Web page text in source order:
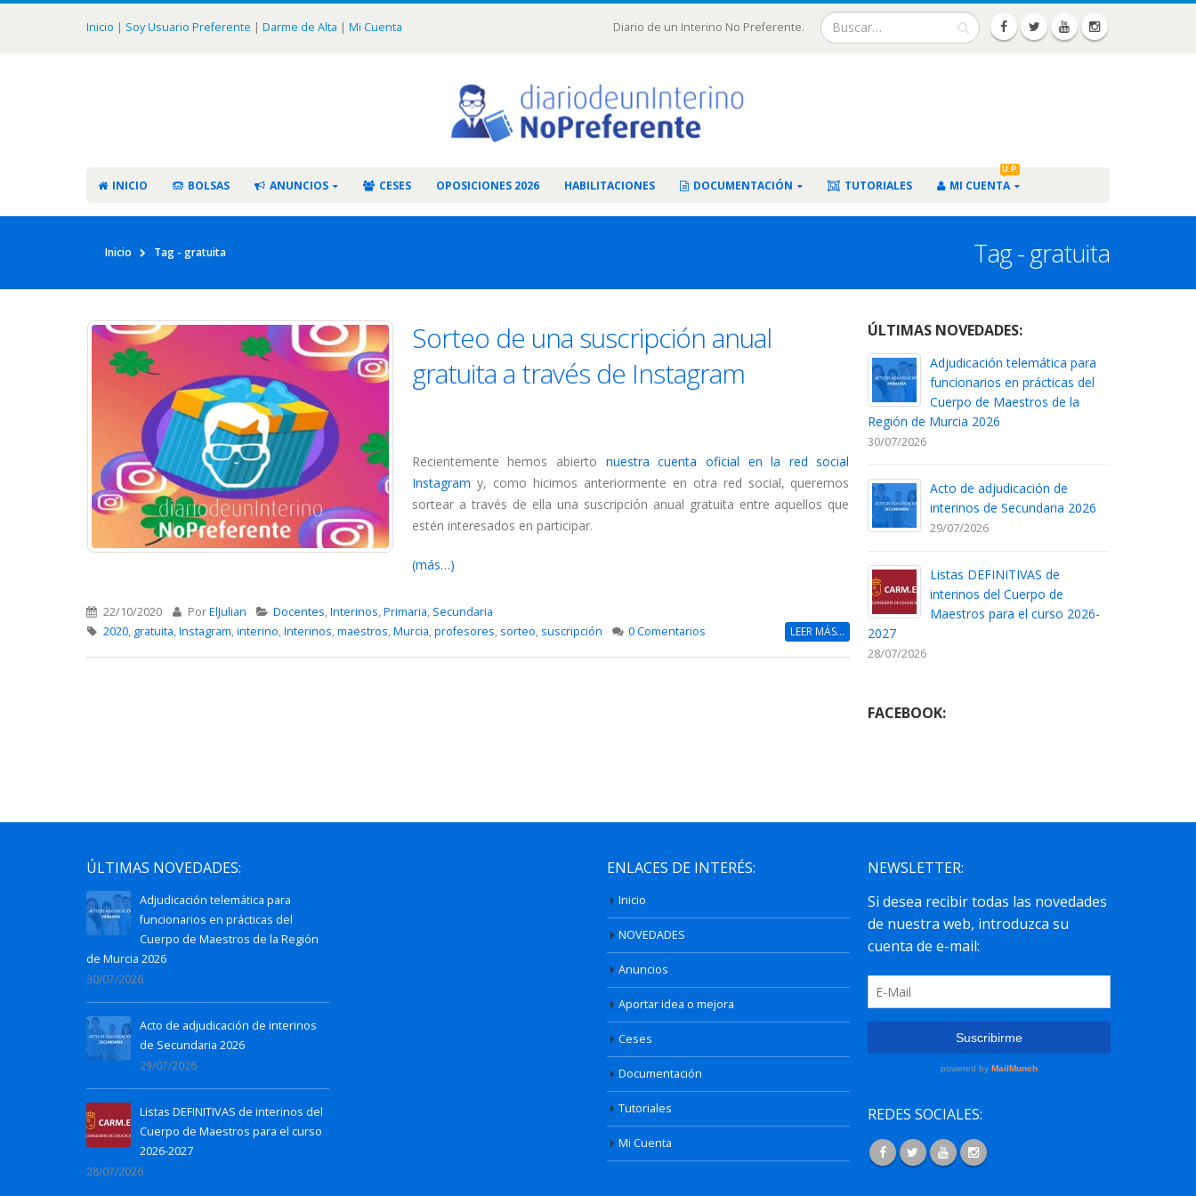
Inicio | Soy Usuario Preferente | Darme de Alta | Mi Cuenta Diario de un Interino No Preferente.
INICIO BOLSAS ANUNCIOS CESES OPOSICIONES 2026 HABILITACIONES DOCUMENTACIÓN TUTORIALES MI CUENTA
U.P.
Tag - gratuita
Inicio Tag - gratuita
Sorteo de una suscripción anual
gratuita a través de Instagram
Recientemente hemos abierto nuestra cuenta oficial en la red social
Instagram y, como hicimos anteriormente en otra red social, queremos
sortear a través de ella una suscripción anual gratuita entre aquellos que
estén interesados en participar.
(más…)
22/10/2020 PorElJulian Docentes,Interinos,Primaria, Secundaria
2020, gratuita,Instagram,interino,Interinos,maestros,Murcia,profesores, sorteo, suscripción 0 Comentarios LEER MÁS...
ÚLTIMAS NOVEDADES:
Adjudicación telemática para
funcionarios en prácticas del
Cuerpo de Maestros de la
Región de Murcia 2026
30/07/2026
Acto de adjudicación de
interinos de Secundaria 2026
29/07/2026
Listas DEFINITIVAS de
interinos del Cuerpo de
Maestros para el curso 2026-
2027
28/07/2026
FACEBOOK:
ÚLTIMAS NOVEDADES:
Adjudicación telemática para
funcionarios en prácticas del
Cuerpo de Maestros de la Región
de Murcia 2026
30/07/2026
Acto de adjudicación de interinos
de Secundaria 2026
29/07/2026
Listas DEFINITIVAS de interinos del
Cuerpo de Maestros para el curso
2026-2027
28/07/2026
ENLACES DE INTERÉS:
Inicio
NOVEDADES
Anuncios
Aportar idea o mejora
Ceses
Documentación
Tutoriales
Mi Cuenta
NEWSLETTER:
REDES SOCIALES: